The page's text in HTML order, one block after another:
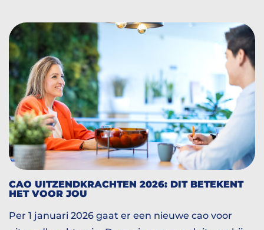
Paulo.
CAO UITZENDKRACHTEN 2026: DIT BETEKENT
HET VOOR JOU
Per 1 januari 2026 gaat er een nieuwe cao voor